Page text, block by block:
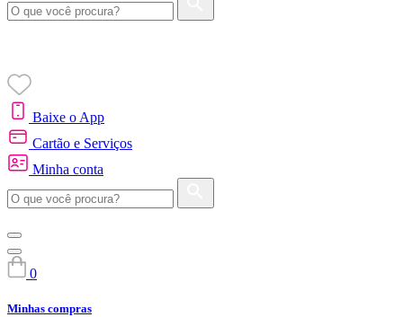
Baixe o App
Cartão e Serviços
Minha conta
0
Minhas compras